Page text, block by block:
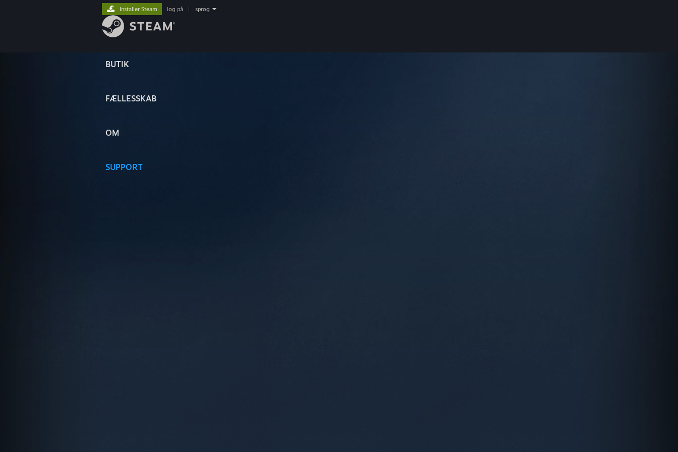
BUTIK
FÆLLESSKAB
OM
SUPPORT
Installer Steam log på sprog